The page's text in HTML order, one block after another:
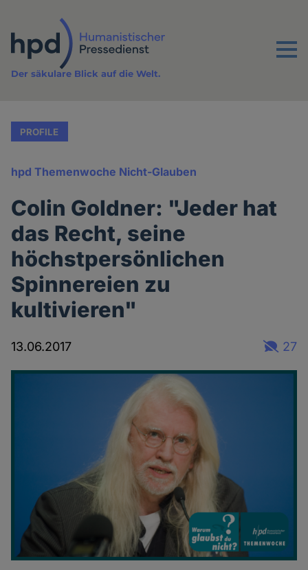
Inhalt
Menu
Der säkulare Blick auf die Welt.
PROFILE
hpd Themenwoche Nicht-Glauben
Colin Goldner: "Jeder hat
das Recht, seine
höchstpersönlichen
Spinnereien zu
kultivieren"
13.06.2017 27